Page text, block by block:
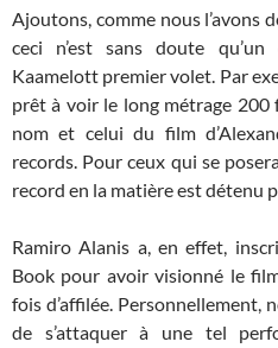
Ajoutons, comme nous l’avons
ceci n’est sans doute
Kaamelott premier volet. Par
prêt à voir le long métrage
nom et celui du film
records. Pour ceux qui se
record en la matière est détenu
Ramiro Alanis a, en effet,
Book pour avoir visionné le
fois d’affilée. Personnellement,
de s’attaquer à une tel